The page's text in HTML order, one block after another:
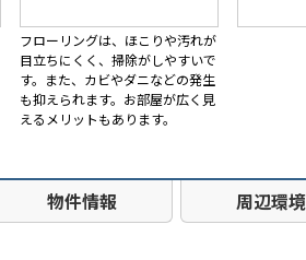
フローリングは、ほこりや汚れが
目立ちにくく、掃除がしやすいで
す。また、カビやダニなどの発生
も抑えられます。お部屋が広く見
えるメリットもあります。
物件情報 周辺環境